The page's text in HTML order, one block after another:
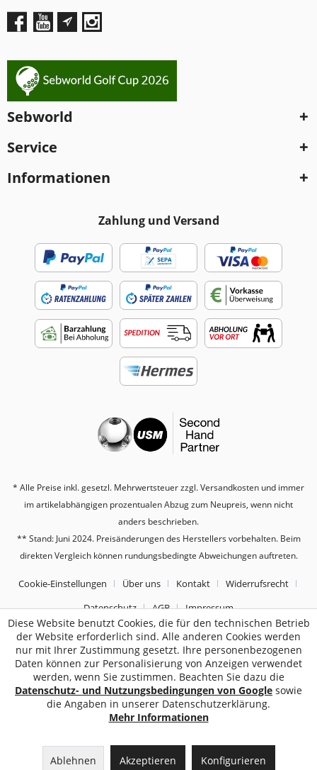
Sebworld
Service
Informationen
Zahlung und Versand
* Alle Preise inkl. gesetzl. Mehrwertsteuer zzgl.Versandkosten und immer
im artikelabhängigen prozentualen Abzug zum Neupreis, wenn nicht
anders beschrieben.
** Stand: Juni 2024. Preisänderungen des Herstellers vorbehalten. Beim
direkten Vergleich können rundungsbedingte Abweichungen auftreten.
Cookie-Einstellungen Über uns Kontakt
Widerrufsrecht
Datenschutz
AGB Impressum
Sebworld
2187Bewertungen auf ProvenExpert.com
Diese Website benutzt Cookies, die für den technischen Betrieb
der Website erforderlich sind. Alle anderen Cookies werden
nur mit Ihrer Zustimmung gesetzt. Ihre personenbezogenen
Daten können zur Personalisierung von Anzeigen verwendet
werden, wenn Sie zustimmen. Beachten Sie dazu die
Datenschutz- und Nutzungsbedingungen von Google sowie
die Angaben in unserer Datenschutzerklärung.
Mehr Informationen
Ablehnen Akzeptieren Konfigurieren